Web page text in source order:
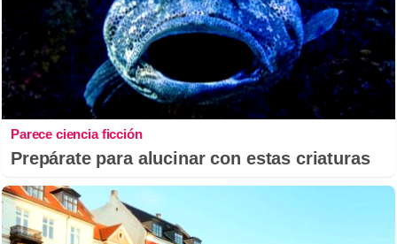
Parece ciencia ficción
Prepárate para alucinar con estas criaturas